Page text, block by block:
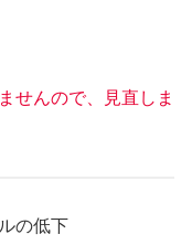
せんので、見直しま
の低下